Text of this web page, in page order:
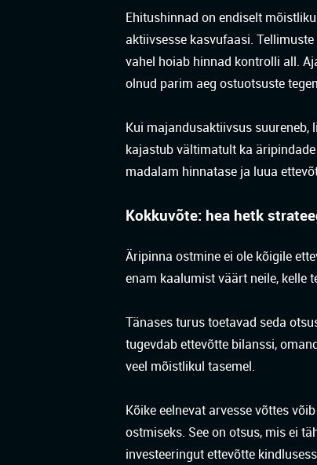
Ehitushinnad on endiselt
aktiivsesse kasvufaasi.
vahel hoiab hinnad kontrolli all.
olnud parim aeg ostuotsuste
Kui majandusaktiivsus suureneb,
kajastub vältimatult ka
madalam hinnatase ja luua
Kokkuvõte: hea hetk
Äripinna ostmine ei ole kõigile
enam kaalumist väärt neile, kelle
Tänases turus toetavad seda
tugevdab ettevõtte bilanssi,
veel mõistlikul tasemel.
Kõike eelnevat arvesse võttes
ostmiseks. See on otsus, mis ei
investeeringut ettevõtte